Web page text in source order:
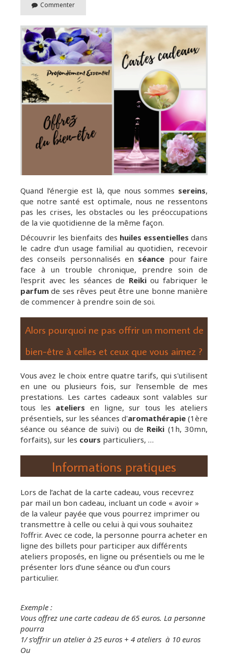
Commenter
Quand l’énergie est là, que nous sommes sereins,
que notre santé est optimale, nous ne ressentons
pas les crises, les obstacles ou les préoccupations
de la vie quotidienne de la même façon.
Découvrir les bienfaits des huiles essentielles dans
le cadre d’un usage familial au quotidien, recevoir
des conseils personnalisés en séance pour faire
face à un trouble chronique, prendre soin de
l'esprit avec les séances de Reikiou fabriquer le
parfum de ses rêves peut être une bonne manière
de commencer à prendre soin de soi.
Alors pourquoi ne pas offrir un moment de
bien-être à celles et ceux que vous aimez ?
Vous avez le choix entre quatre tarifs, qui s'utilisent
en une ou plusieurs fois, sur l’ensemble de mes
prestations. Les cartes cadeaux sont valables sur
tous les ateliers en ligne, sur tous les ateliers
présentiels, sur les séances d'aromathérapie (1ère
séance ou séance de suivi) ou de Reiki (1h, 30mn,
forfaits), sur les cours particuliers, …
Informations pratiques
Lors de l’achat de la carte cadeau, vous recevrez
par mail un bon cadeau, incluant un code « avoir »
de la valeur payée que vous pourrez imprimer ou
transmettre à celle ou celui à qui vous souhaitez
l’offrir. Avec ce code, la personne pourra acheter en
ligne des billets pour participer aux différents
ateliers proposés, en ligne ou présentiels ou me le
présenter lors d’une séance ou d’un cours
particulier.
Exemple :
Vous offrez une carte cadeau de 65 euros. La personne
pourra
1/ s’offrir un atelier à 25 euros + 4 ateliers à 10 euros
Ou